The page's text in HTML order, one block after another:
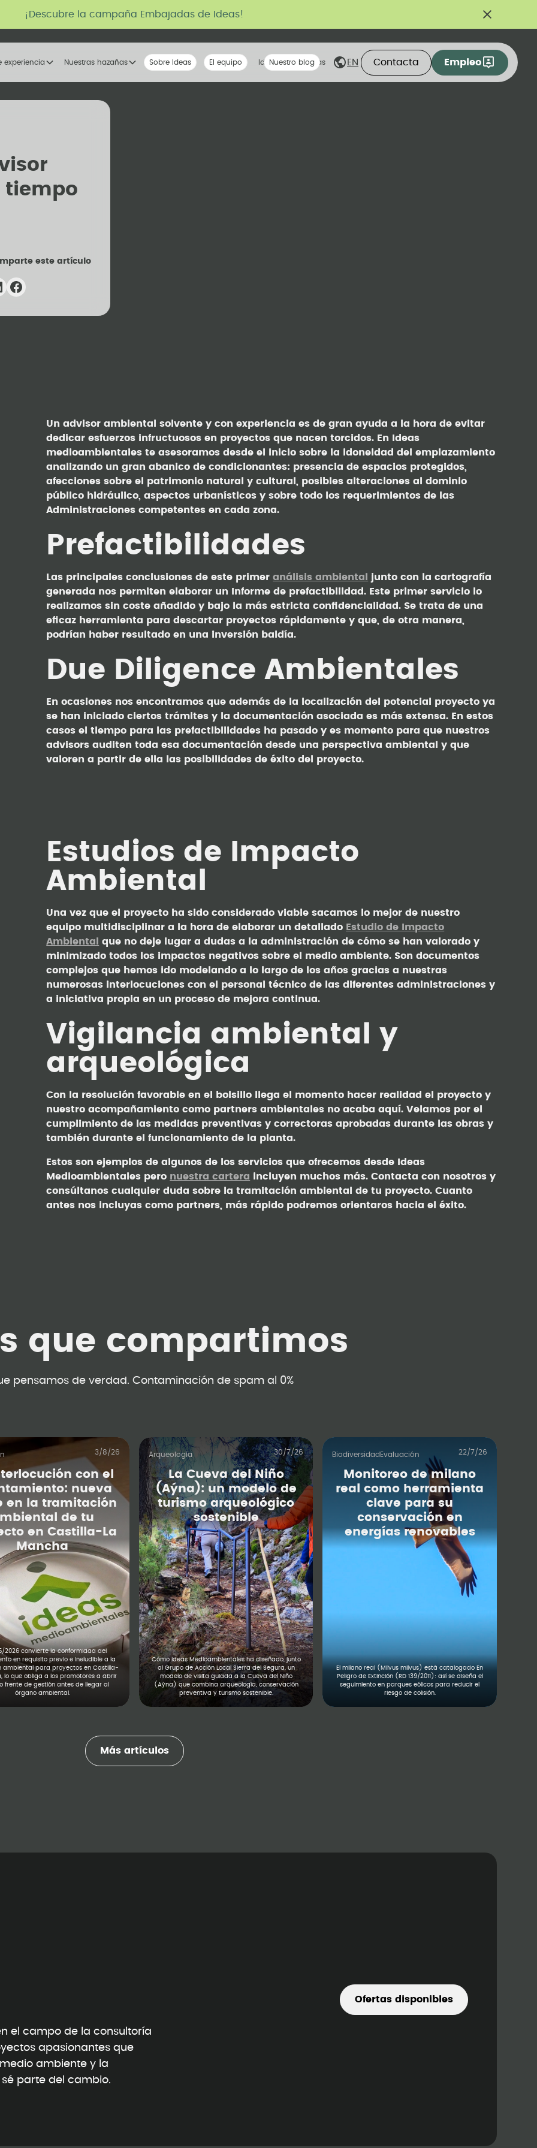
¡Descubre la campaña Embajadas de Ideas!
experiencia Nuestras hazañas Nuestra voz
Sobre Ideas La tribu
El equipo Ideas compartidas
Nuestro blog EN Contacta Empleo
tiempo
este artículo
Un advisor ambiental solvente y con experiencia es de gran ayuda a la hora de evitar
dedicar esfuerzos infructuosos en proyectos que nacen torcidos. En Ideas
medioambientales te asesoramos desde el inicio sobre la idoneidad del emplazamiento
analizando un gran abanico de condicionantes: presencia de espacios protegidos,
afecciones sobre el patrimonio natural y cultural, posibles alteraciones al dominio
público hidráulico, aspectos urbanísticos y sobre todo los requerimientos de las
Administraciones competentes en cada zona.
Prefactibilidades
Las principales conclusiones de este primeranálisis ambiental
junto con la cartografía
generada nos permiten elaborar un Informe de prefactibilidad. Este primer servicio lo
realizamos sin coste añadido y bajo la más estricta confidencialidad. Se trata de una
eficaz herramienta para descartar proyectos rápidamente y que, de otra manera,
podrían haber resultado en una inversión baldía.
Due Diligence Ambientales
En ocasiones nos encontramos que además de la localización del potencial proyecto ya
se han iniciado ciertos trámites y la documentación asociada es más extensa. En estos
casos el tiempo para las prefactibilidades ha pasado y es momento para que nuestros
advisors auditen toda esa documentación desde una perspectiva ambiental y que
valoren a partir de ella las posibilidades de éxito del proyecto.
Estudios de Impacto
Ambiental
Una vez que el proyecto ha sido considerado viable sacamos lo mejor de nuestro
equipo multidisciplinar a la hora de elaborar un detallado Estudio de Impacto
Ambiental
que no deje lugar a dudas a la administración de cómo se han valorado y
minimizado todos los impactos negativos sobre el medio ambiente. Son documentos
complejos que hemos ido modelando a lo largo de los años gracias a nuestras
numerosas interlocuciones con el personal técnico de las diferentes administraciones y
a iniciativa propia en un proceso de mejora continua.
Vigilancia ambiental y
arqueológica
Con la resolución favorable en el bolsillo llega el momento hacer realidad el proyecto y
nuestro acompañamiento como partners ambientales no acaba aquí. Velamos por el
cumplimiento de las medidas preventivas y correctoras aprobadas durante las obras y
también durante el funcionamiento de la planta.
Estos son ejemplos de algunos de los servicios que ofrecemos desde Ideas
Medioambientales pero nuestra cartera incluyen muchos más. Contacta con nosotros y
consúltanos cualquier duda sobre la tramitación ambiental de tu proyecto. Cuanto
antes nos incluyas como partners, más rápido podremos orientaros hacia el éxito.
que compartimos
pensamos de verdad. Contaminación de spam al 0%
3/8/26
con el
nueva
en la tramitación
de tu
en Castilla-La
Mancha
2026 convierte la conformidad del
en requisito previo e ineludible a la
ambiental para proyectos en Castilla-
lo que obliga a los promotores a abrir
frente de gestión antes de llegar al
órgano ambiental.
Arqueología 30/7/26
La Cueva del Niño
(Aýna): un modelo de
turismo arqueológico
sostenible
Cómo Ideas Medioambientales ha diseñado, junto
al Grupo de Acción Local Sierra del Segura, un
modelo de visita guiada a la Cueva del Niño
(Aýna) que combina arqueología, conservación
preventiva y turismo sostenible.
Biodiversidad Evaluación 22/7/26
Monitoreo de milano
real como herramienta
clave para su
conservación en
energías renovables
El milano real (Milvus milvus) está catalogado En
Peligro de Extinción (RD 139/2011): así se diseña el
seguimiento en parques eólicos para reducir el
riesgo de colisión.
Más artículos
el campo de la consultoría
apasionantes que
ambiente y la
parte del cambio.
Ofertas disponibles